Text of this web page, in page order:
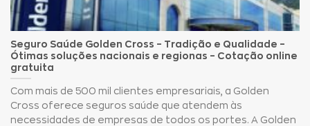
Seguro Saúde Golden Cross – Tradição e Qualidade –
Ótimas soluções nacionais e regionas – Cotação online
gratuita
Com mais de 500 mil clientes empresariais, a Golden
Cross oferece seguros saúde que atendem às
necessidades de empresas de todos os portes. A Golden